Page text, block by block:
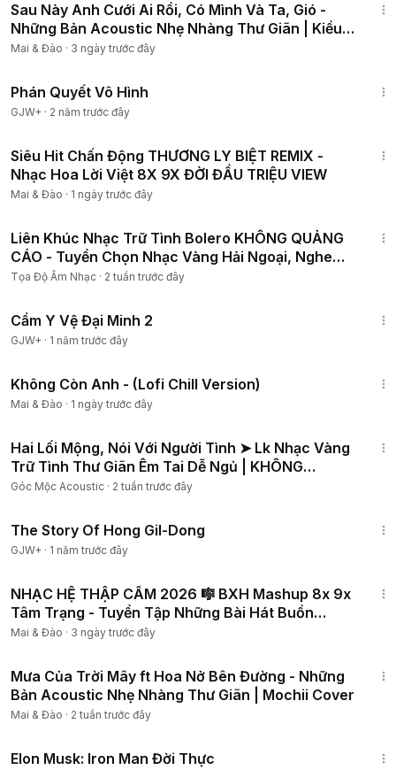
01:20:57 : Anh Chẳng Thể
01:24:39: Nổi Gió Lên
01:29:09 : Gió
01:36:57: Chẳng Thể Tìm Được Em
01:43:00: Ngôi Nhà Hoa Hồng
Bản quyền thuộc về TD Network
© Copyright by TD Network ☞ Do not Reup
───────────────────
Sau Này Anh Cưới Ai Rồi, Có Mình Và Ta, Gió -
Những Bản Acoustic Nhẹ Nhàng Thư Giãn | Kiều
Chi Cover
Mai & Đào · 3 ngày trước đây
Phán Quyết Vô Hình
GJW+ · 2 năm trước đây
Siêu Hit Chấn Động THƯƠNG LY BIỆT REMIX -
Nhạc Hoa Lời Việt 8X 9X ĐỜI ĐẦU TRIỆU VIEW
Mai & Đào · 1 ngày trước đây
Liên Khúc Nhạc Trữ Tình Bolero KHÔNG QUẢNG
CÁO - Tuyển Chọn Nhạc Vàng Hải Ngoại, Nghe
Cực Êm Tai
Tọa Độ Âm Nhạc · 2 tuần trước đây
Cẩm Y Vệ Đại Minh 2
GJW+ · 1 năm trước đây
Không Còn Anh - (Lofi Chill Version)
Mai & Đào · 1 ngày trước đây
Hai Lối Mộng, Nói Với Người Tình ➤ Lk Nhạc Vàng
Trữ Tình Thư Giãn Êm Tai Dễ Ngủ | KHÔNG
QUẢNG CÁO
Góc Mộc Acoustic · 2 tuần trước đây
The Story Of Hong Gil-Dong
GJW+ · 1 năm trước đây
NHẠC HỆ THẬP CẨM 2026 🎼 BXH Mashup 8x 9x
Tâm Trạng - Tuyển Tập Những Bài Hát Buồn
Mashup Với Nhau
Mai & Đào · 3 ngày trước đây
Mưa Của Trời Mây ft Hoa Nở Bên Đường - Những
Bản Acoustic Nhẹ Nhàng Thư Giãn | Mochii Cover
Mai & Đào · 2 tuần trước đây
Elon Musk: Iron Man Đời Thực